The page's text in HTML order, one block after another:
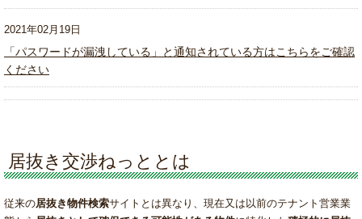
2021年02月19日
「パスワードが漏洩している」と通知されている方はこちらをご確認
ください
居抜き交渉ねっととは
従来の居抜き物件検索サイトとは異なり、現在又は以前のテナント営業業